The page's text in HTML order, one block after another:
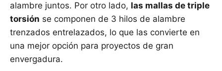
alambre juntos. Por otro lado, las mallas de triple
torsión se componen de 3 hilos de alambre
trenzados entrelazados, lo que las convierte en
una mejor opción para proyectos de gran
envergadura.